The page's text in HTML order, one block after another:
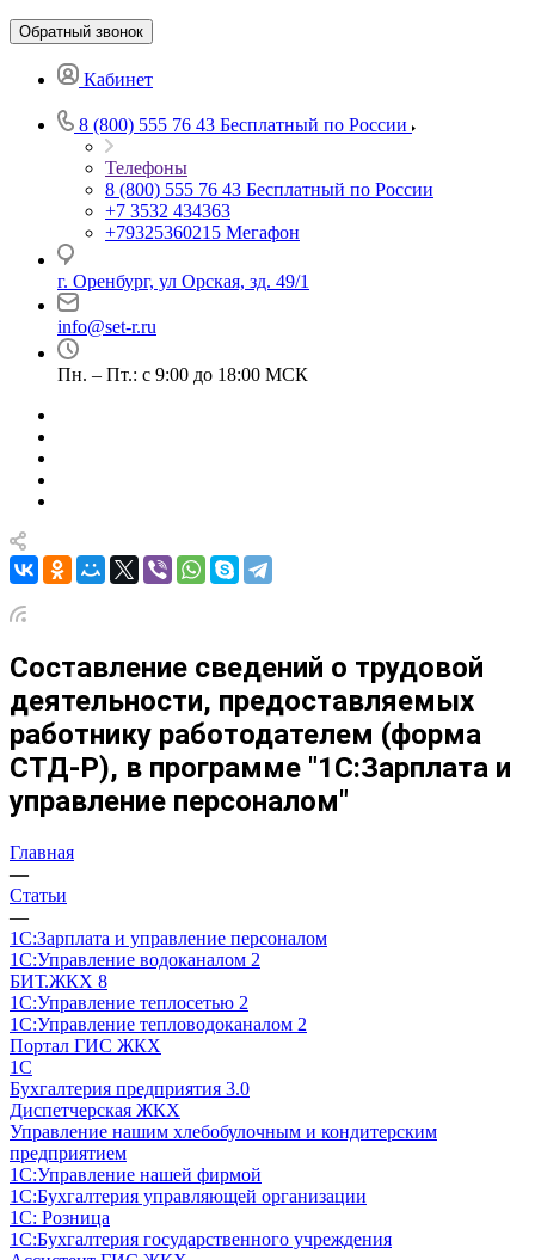
Обратный звонок
Кабинет
8 (800) 555 76 43 Бесплатный по России
Телефоны
8 (800) 555 76 43 Бесплатный по России
+7 3532 434363
+79325360215 Мегафон
г. Оренбург, ул Орская, зд. 49/1
info@set-r.ru
Пн. – Пт.: с 9:00 до 18:00 МСК
Составление сведений о трудовой
деятельности, предоставляемых
работнику работодателем (форма
СТД-Р), в программе "1С:Зарплата и
управление персоналом"
Главная
—
Статьи
—
1С:Зарплата и управление персоналом
1С:Управление водоканалом 2
БИТ.ЖКХ 8
1С:Управление теплосетью 2
1С:Управление тепловодоканалом 2
Портал ГИС ЖКХ
1С
Бухгалтерия предприятия 3.0
Диспетчерская ЖКХ
Управление нашим хлебобулочным и кондитерским
предприятием
1С:Управление нашей фирмой
1С:Бухгалтерия управляющей организации
1С: Розница
1С:Бухгалтерия государственного учреждения